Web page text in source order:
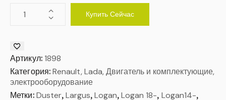
Купить Сейчас
Артикул: 1898
Категория:Renault, Lada, Двигатель и комплектующие,
электрооборудование
Метки: Duster, Largus,Logan,Logan 18-, Logan14-,